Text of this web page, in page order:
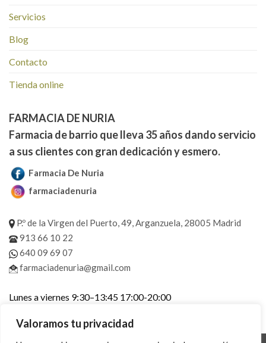
Valoramos tu privacidad
Servicios
Blog
Contacto
Tienda online
FARMACIA DE NURIA
Farmacia de barrio que lleva 35 años dando servicio
a sus clientes con gran dedicación y esmero.
Farmacia De Nuria
farmaciadenuria
P.º de la Virgen del Puerto, 49, Arganzuela, 28005 Madrid
913 66 10 22
640 09 69 07
farmaciadenuria@gmail.com
Lunes a viernes 9:30–13:45 17:00-20:00